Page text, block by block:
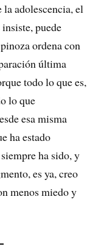
adolescencia, el
puede
ordena con
última
todo lo que es,
lo que
esa misma
ha estado
ha sido, y
es ya, creo
menos miedo y